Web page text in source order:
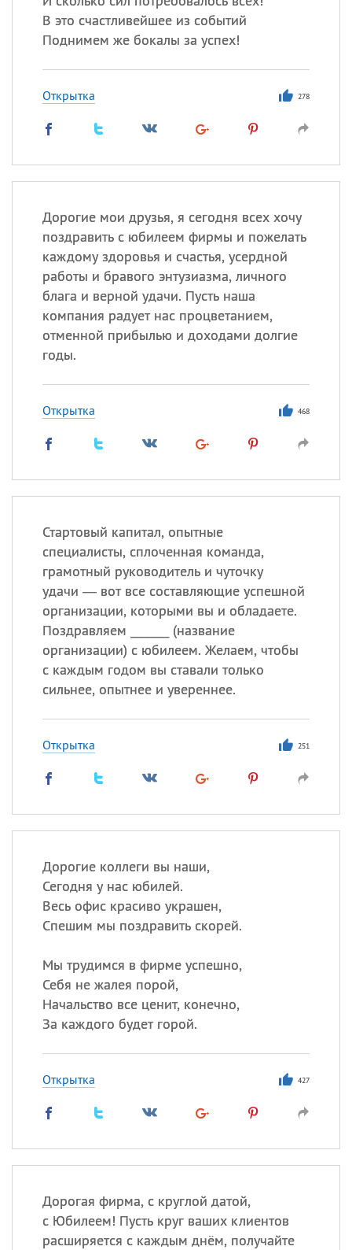
В это счастливейшее из событий
Поднимем же бокалы за успех!
Открытка 278
Дорогие мои друзья, я сегодня всех хочу
поздравить с юбилеем фирмы и пожелать
каждому здоровья и счастья, усердной
работы и бравого энтузиазма, личного
блага и верной удачи. Пусть наша
компания радует нас процветанием,
отменной прибылью и доходами долгие
годы.
Открытка 468
Стартовый капитал, опытные
специалисты, сплоченная команда,
грамотный руководитель и чуточку
удачи — вот все составляющие успешной
организации, которыми вы и обладаете.
Поздравляем _______ (название
организации) с юбилеем. Желаем, чтобы
с каждым годом вы ставали только
сильнее, опытнее и увереннее.
Открытка 251
Дорогие коллеги вы наши,
Сегодня у нас юбилей.
Весь офис красиво украшен,
Спешим мы поздравить скорей.
Мы трудимся в фирме успешно,
Себя не жалея порой,
Начальство все ценит, конечно,
За каждого будет горой.
Открытка 427
Дорогая фирма, с круглой датой,
с Юбилеем! Пусть круг ваших клиентов
расширяется с каждым днём, получайте